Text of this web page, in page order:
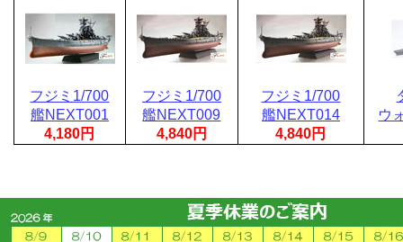
フジミ1/700
艦NEXT001
4,180円
フジミ1/700
艦NEXT009
4,840円
フジミ1/700
艦NEXT014
4,840円
ウ